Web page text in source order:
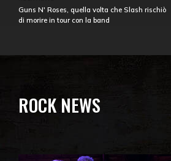
Guns N' Roses, quella volta che Slash rischiò
di morire in tour con la band
ROCK NEWS